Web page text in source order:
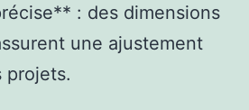
: des dimensions
une ajustement
projets.